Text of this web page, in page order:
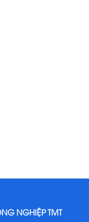
NGHIỆP TMT